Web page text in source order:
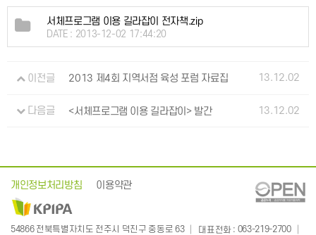
서체프로그램 이용 길라잡이 전자책.zip
DATE : 2013-12-02 17:44:20
이전글 2013 제4회 지역서점 육성 포럼 자료집 13.12.02
다음글 <서체프로그램 이용 길라잡이> 발간 13.12.02
개인정보처리방침 이용약관
54866 전북특별자치도 전주시 덕진구 중동로 63 대표전화: 063-219-2700